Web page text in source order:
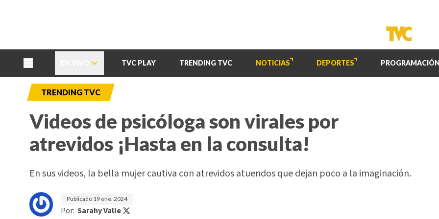
TVC PLAY TRENDING TVC NOTICIAS DEPORTES PROGRAMACIÓN
TRENDING TVC
Videos de psicóloga son virales por
atrevidos ¡Hasta en la consulta!
En sus videos, la bella mujer cautiva con atrevidos atuendos que dejan poco a la imaginación.
Publicado 19 ene. 2024
Por: Sarahy Valle